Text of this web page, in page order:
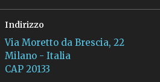
Indirizzo
Via Moretto da Brescia, 22
Milano - Italia
CAP 20133